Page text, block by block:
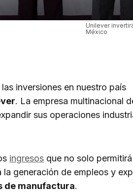
Unilever
México
inversiones en nuestro país
. La empresa multinacional
sus operaciones
ingresos que no solo
generación de empleos y
de manufactura.